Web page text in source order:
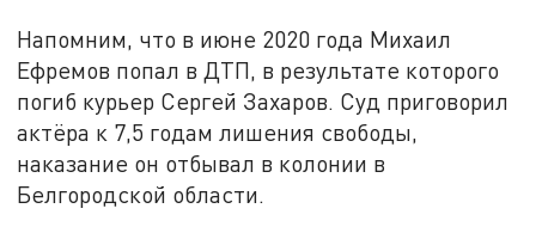
Напомним, что в июне 2020 года Михаил
Ефремов попал в ДТП, в результате которого
погиб курьер Сергей Захаров. Суд приговорил
актёра к 7,5 годам лишения свободы,
наказание он отбывал в колонии в
Белгородской области.